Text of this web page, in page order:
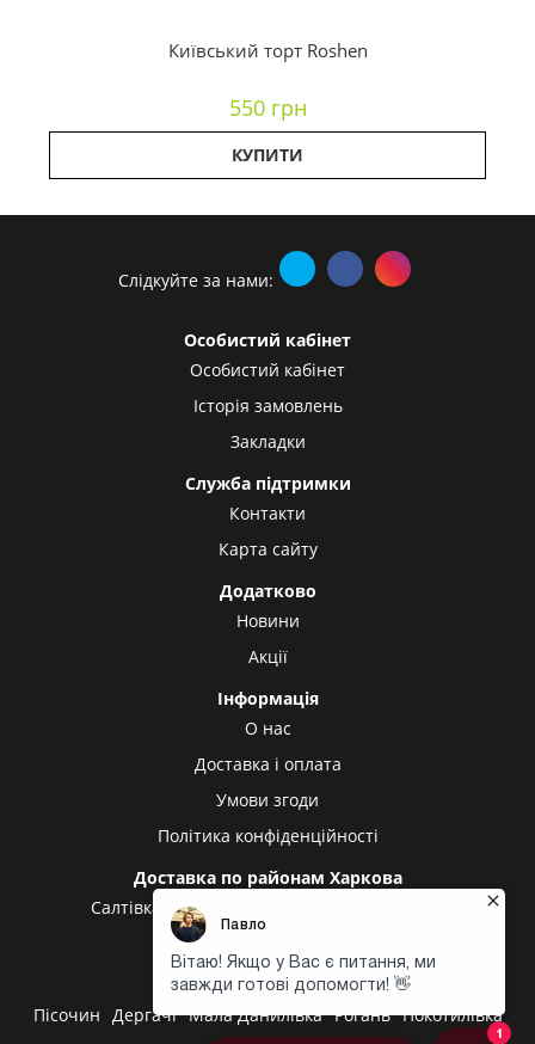
Київський торт Roshen
550 грн
КУПИТИ
Слідкуйте за нами:
Особистий кабінет
Особистий кабінет
Історія замовлень
Закладки
Служба підтримки
Контакти
Карта сайту
Додатково
Новини
Акції
Інформація
О нас
Доставка і оплата
Умови згоди
Політика конфіденційності
Доставка по районам Харкова
Салтівка
Олексіївка
Центральний ринок
Доставка в інші міста
Пісочин Дергачі Мала Данилівка Рогань Покотилівка